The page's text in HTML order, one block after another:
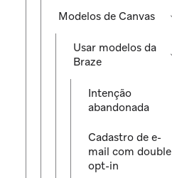
Modelos de Canvas
Usar modelos da
Braze
Intenção
abandonada
Cadastro de e-
mail com double
opt-in